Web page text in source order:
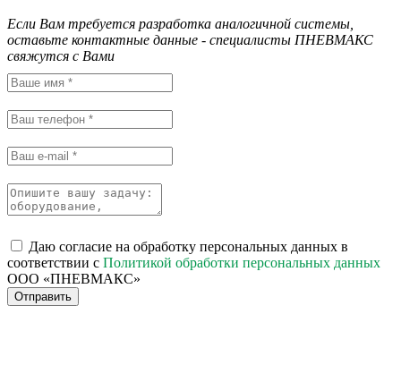
Если Вам требуется разработка аналогичной системы,
оставьте контактные данные - специалисты ПНЕВМАКС
свяжутся с Вами
Даю согласие на обработку персональных данных в
соответствии с Политикой обработки персональных данных
ООО «ПНЕВМАКС»
Отправить